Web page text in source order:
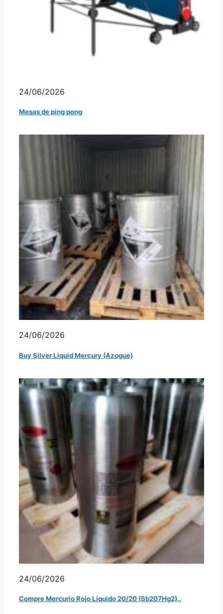
24/06/2026
Mesas de ping pong
24/06/2026
Buy Silver Liquid Mercury (Azogue)
24/06/2026
Compre Mercurio Rojo Líquido 20/20 (Sb207Hg2)..